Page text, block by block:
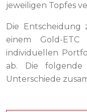
jeweiligen Topfes
Die Entscheidung
einem Gold-
individuellen
ab. Die folgende
Unterschiede